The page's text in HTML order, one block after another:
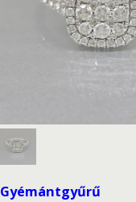
Gyémántgyűrű